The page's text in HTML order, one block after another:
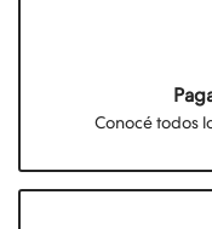
Conocé todos